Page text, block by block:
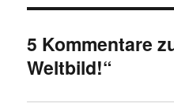
5 Kommentare
Weltbild!“